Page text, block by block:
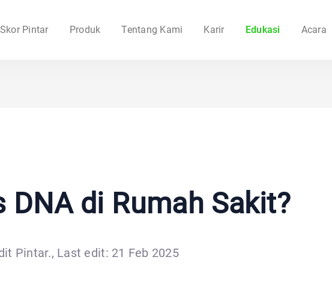
Skor Pintar Produk Tentang Kami Karir Edukasi Acara
DNA di Rumah Sakit?
Pintar., Last edit: 21 Feb 2025